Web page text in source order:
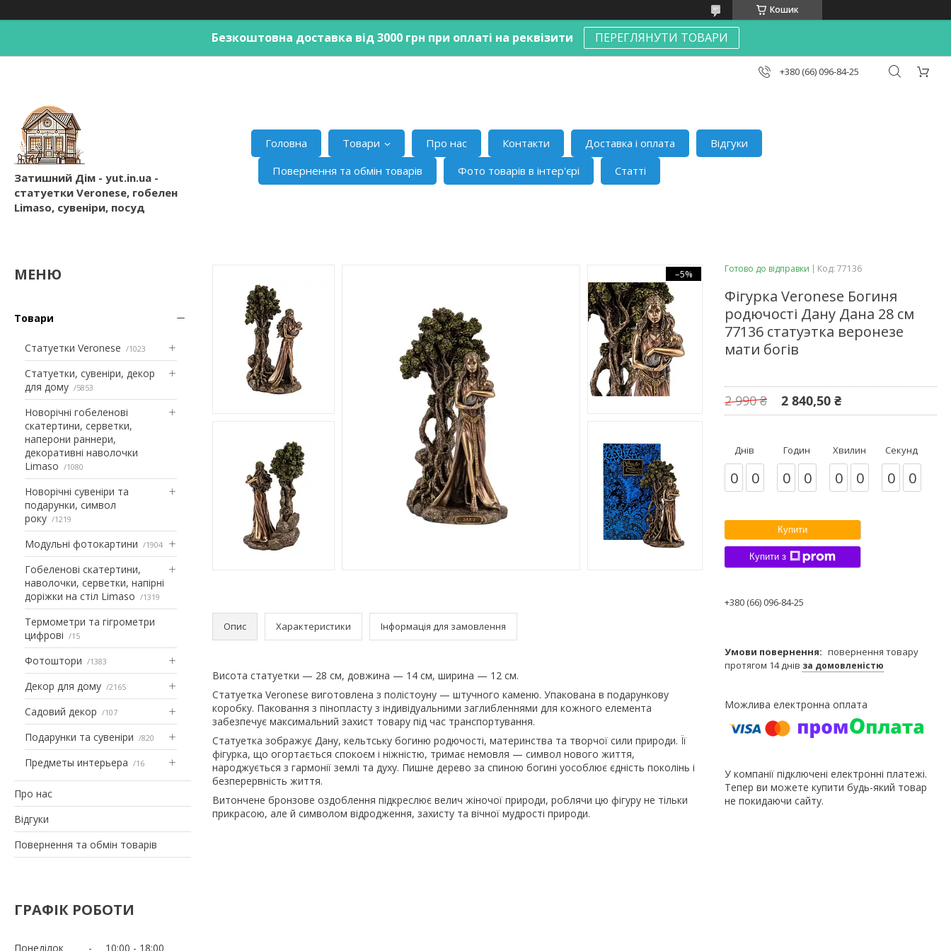
Кошик
Безкоштовна доставка від 3000 грн при оплаті на реквізити ПЕРЕГЛЯНУТИ ТОВАРИ
+380 (66) 096-84-25
Затишний Дім - yut.in.ua -
статуетки Veronese, гобелен
Limaso, сувеніри, посуд
Головна Товари Про нас Контакти Доставка і оплата
Відгуки
Повернення та обмін товарів
Фото товарів в інтер'єрі Статті
Товари
Статуетки Veronese 1023
Статуетки, сувеніри, декор
для дому
5853
Новорічні гобеленові
скатертини, серветки,
наперони раннери,
декоративні наволочки
Limaso
1080
Новорічні сувеніри та
подарунки, символ
року
1219
Модульні фотокартини 1904
Гобеленові скатертини,
наволочки, серветки, напірні
доріжки на стіл Limaso
1319
Термометри та гігрометри
цифрові
15
Фотоштори 1383
Декор для дому 2165
Садовий декор 107
Подарунки та сувеніри 820
Предметы интерьера 16
Про нас
Відгуки
Повернення та обмін товарів
ГРАФІК РОБОТИ
Понеділок 10:00 18:00
–5%
Опис Характеристики Інформація для замовлення
Висота статуетки — 28 см, довжина — 14 см, ширина — 12 см.
Статуетка Veronese виготовлена з полістоуну — штучного каменю. Упакована в подарункову
коробку. Паковання з пінопласту з індивідуальними заглибленнями для кожного елемента
забезпечує максимальний захист товару під час транспортування.
Статуетка зображує Дану, кельтську богиню родючості, материнства та творчої сили природи. Її
фігурка, що огортається спокоєм і ніжністю, тримає немовля — символ нового життя,
народжується з гармонії землі та духу. Пишне дерево за спиною богині уособлює єдність поколінь і
безперервність життя.
Витончене бронзове оздоблення підкреслює велич жіночої природи, роблячи цю фігуру не тільки
прикрасою, але й символом відродження, захисту та вічної мудрості природи.
Готово до відправки Код: 77136
Фігурка Veronese Богиня
родючості Дану Дана 28 см
77136 статуэтка веронезе
мати богів
2 990 ₴ 2 840,50 ₴
Днів
0 0
Годин
0 0
Хвилин
0 0
Секунд
0 0
Купити
Купити з
+380 (66) 096-84-25
повернення товару
протягом 14 днів за домовленістю
У компанії підключені електронні платежі.
Тепер ви можете купити будь-який товар
не покидаючи сайту.